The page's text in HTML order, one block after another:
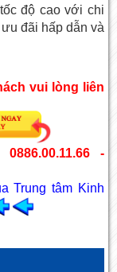
độ cao với chi
đãi hấp dẫn và
vui lòng liên
0886.00.11.66 -
Trung tâm Kinh